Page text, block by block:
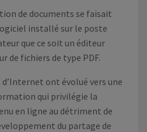
de documents se faisait
installé sur le poste
que ce soit un éditeur
de fichiers de type PDF.
ont évolué vers une
qui privilégie la
en ligne au détriment de
du partage de